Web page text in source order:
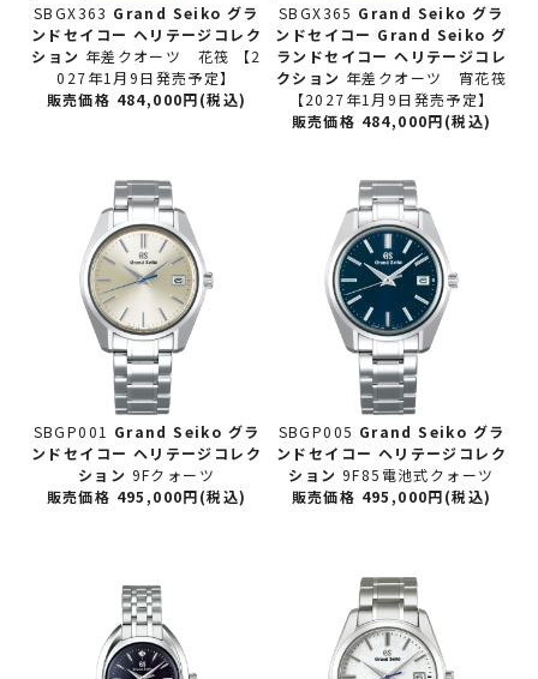
SBGX363 Grand Seiko グラ
ンドセイコー ヘリテージコレク
ション 年差クオーツ 花筏 【2
027年1月9日発売予定】
販売価格 484,000円(税込)
SBGX365 Grand Seiko グラ
ンドセイコー Grand Seiko グ
ランドセイコー ヘリテージコレ
クション 年差クオーツ 宵花筏
【2027年1月9日発売予定】
販売価格 484,000円(税込)
SBGP001 Grand Seiko グラ
ンドセイコー ヘリテージコレク
ション 9Fクォーツ
販売価格 495,000円(税込)
SBGP005 Grand Seiko グラ
ンドセイコー ヘリテージコレク
ション9F85電池式クォーツ
販売価格 495,000円(税込)